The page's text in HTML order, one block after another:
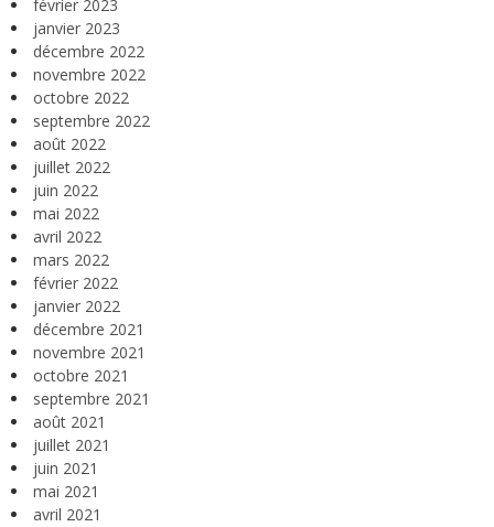
février 2023
janvier 2023
décembre 2022
novembre 2022
octobre 2022
septembre 2022
août 2022
juillet 2022
juin 2022
mai 2022
avril 2022
mars 2022
février 2022
janvier 2022
décembre 2021
novembre 2021
octobre 2021
septembre 2021
août 2021
juillet 2021
juin 2021
mai 2021
avril 2021